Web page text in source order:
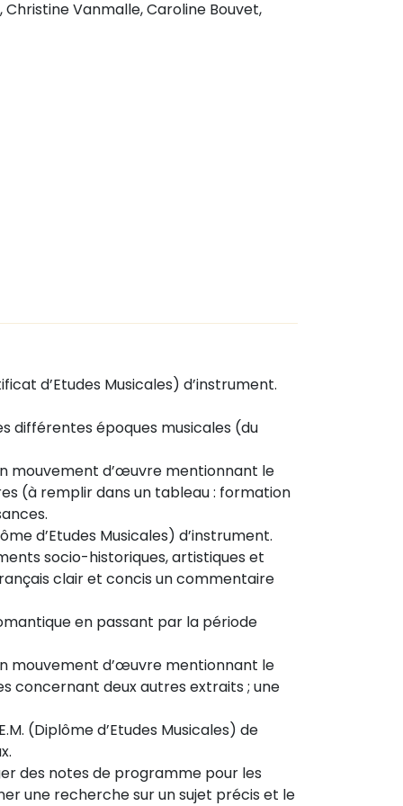
Christine Vanmalle, Caroline Bouvet,
d’Etudes Musicales) d’instrument.
différentes époques musicales (du
mouvement d’œuvre mentionnant le
(à remplir dans un tableau : formation
d’Etudes Musicales) d’instrument.
socio-historiques, artistiques et
clair et concis un commentaire
en passant par la période
mouvement d’œuvre mentionnant le
concernant deux autres extraits ; une
(Diplôme d’Etudes Musicales) de
des notes de programme pour les
une recherche sur un sujet précis et le